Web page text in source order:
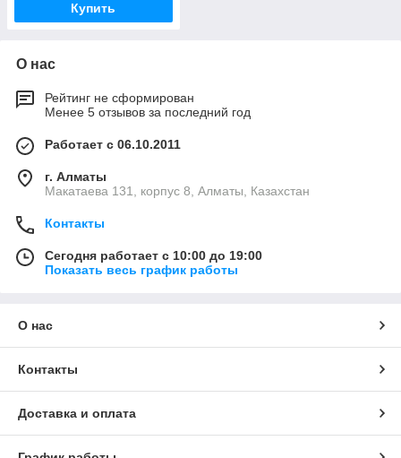
Купить
О нас
Рейтинг не сформирован
Менее 5 отзывов за последний год
Работает с 06.10.2011
г. Алматы
Макатаева 131, корпус 8, Алматы, Казахстан
Контакты
Сегодня работает с 10:00 до 19:00
Показать весь график работы
О нас
Контакты
Доставка и оплата